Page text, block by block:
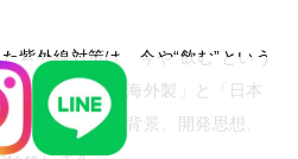
紫外線対策は、今や“飲む”という
す。中でも「海外製」と「日本
分構成、技術背景、開発思想、